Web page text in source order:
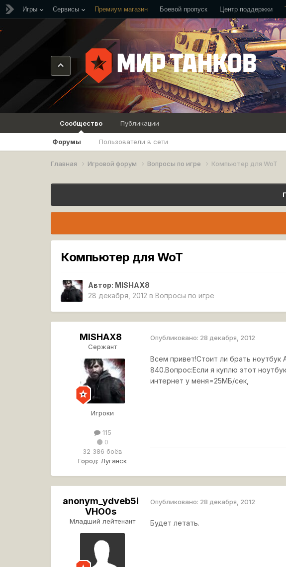
Игры Сервисы Премиум магазин Боевой пропуск Центр поддержки
Сообщество
Форумы Пользователи в сети
Публикации
Главная Игровой форум Вопросы по игре Компьютер для WoT
Компьютер для WoT
Автор: MISHAX8
28 декабря, 2012 в Вопросы по игре
MISHAX8
Сержант
Игроки
115
0
32 386 боёв
Город: Луганск
Опубликовано: 28 декабря, 2012
Всем привет!Стоит ли брать
840.Вопрос:Если я куплю этот
интернет у меня=25МБ/сек,
anonym_ydveb5i
VHO0s
Младший лейтенант
Опубликовано: 28 декабря, 2012
Будет летать.